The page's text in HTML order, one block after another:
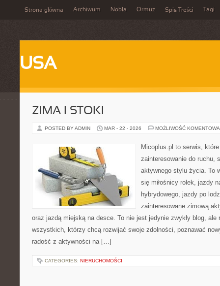
Strona główna Archiwum Nobla Ormuz Spis Treści Tagi
USA
ZIMA I STOKI
POSTED BY ADMIN MAR - 22 - 2026 MOŻLIWOŚĆ
Micoplus.pl to serwis,
zainteresowanie do ruchu,
aktywnego stylu życia. To
się miłośnicy rolek, jazdy
hybrydowego, jazdy po
zainteresowane zimową
oraz jazdą miejską na desce. To nie jest jedynie zwykły blog, ale
wszystkich, którzy chcą rozwijać swoje zdolności, poznawać
radość z aktywności na […]
CATEGORIES: NIERUCHOMOŚCI